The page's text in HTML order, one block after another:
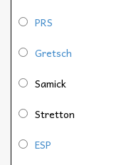
PRS
Gretsch
Samick
Stretton
ESP